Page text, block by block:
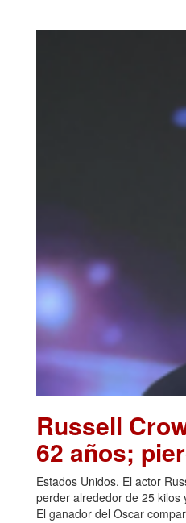
Russell
62 años;
Estados Unidos. El actor
perder alrededor de 25
El ganador del Oscar